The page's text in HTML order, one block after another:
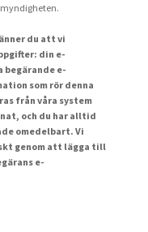
du att vi
din e-
begärande e-
som rör denna
från våra system
och du har alltid
omedelbart. Vi
genom att lägga till
e-